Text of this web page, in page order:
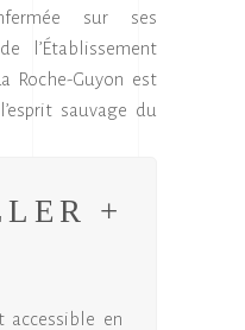
sur ses
l’Établissement
Roche-Guyon est
sauvage du
+
accessible en